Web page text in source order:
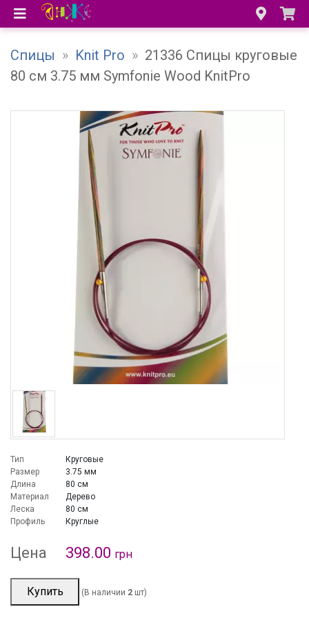
Спицы » Knit Pro » 21336 Спицы круговые
80 см 3.75 мм Symfonie Wood KnitPro
Тип
Круговые
Размер
3.75 мм
Длина
80 см
Материал
Дерево
Леска
80 см
Профиль
Круглые
Цена 398.00 грн
Купить (В наличии 2 шт)